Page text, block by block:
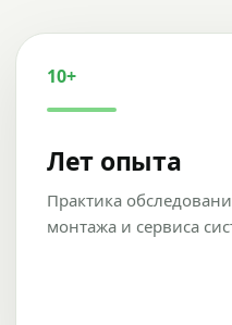
10+
Лет опыта
Практика
монтажа и сервиса